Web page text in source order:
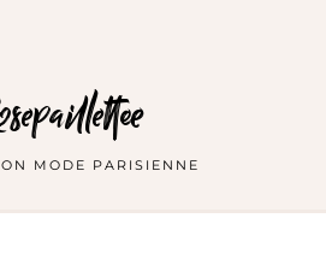
MODE PARISIENNE